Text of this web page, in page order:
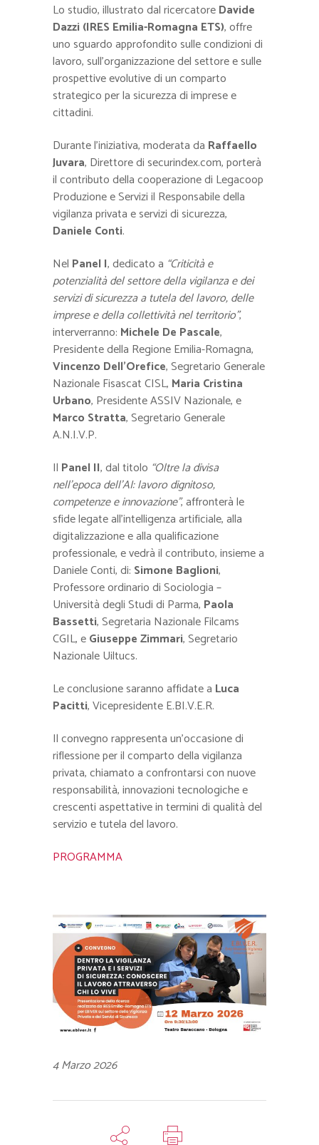
Lo studio, illustrato dal ricercatoreDavide
Dazzi (IRES Emilia-Romagna ETS), offre
uno sguardo approfondito sulle condizioni di
lavoro, sull’organizzazione del settore e sulle
prospettive evolutive di un comparto
strategico per la sicurezza di imprese e
cittadini.
Durante l’iniziativa, moderata da Raffaello
Juvara, Direttore di securindex.com, porterà
il contributo della cooperazione di Legacoop
Produzione e Servizi il Responsabile della
vigilanza privata e servizi di sicurezza,
Daniele Conti.
Nel Panel I, dedicato a “Criticità e
potenzialità del settore della vigilanza e dei
servizi di sicurezza a tutela del lavoro, delle
imprese e della collettività nel territorio”,
interverranno: Michele De Pascale,
Presidente della Regione Emilia-Romagna,
Vincenzo Dell’Orefice, Segretario Generale
Nazionale Fisascat CISL, Maria Cristina
Urbano, Presidente ASSIV Nazionale, e
Marco Stratta, Segretario Generale
A.N.I.V.P.
Il Panel II, dal titolo “Oltre la divisa
nell’epoca dell’AI: lavoro dignitoso,
competenze e innovazione”, affronterà le
sfide legate all’intelligenza artificiale, alla
digitalizzazione e alla qualificazione
professionale, e vedrà il contributo, insieme a
Daniele Conti, di: Simone Baglioni,
Professore ordinario di Sociologia –
Università degli Studi di Parma, Paola
Bassetti, Segretaria Nazionale Filcams
CGIL, eGiuseppe Zimmari, Segretario
Nazionale Uiltucs.
Le conclusione saranno affidate a Luca
Pacitti, Vicepresidente E.BI.V.E.R.
Il convegno rappresenta un’occasione di
riflessione per il comparto della vigilanza
privata, chiamato a confrontarsi con nuove
responsabilità, innovazioni tecnologiche e
crescenti aspettative in termini di qualità del
servizio e tutela del lavoro.
PROGRAMMA
4 Marzo 2026